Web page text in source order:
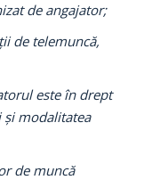
de angajator;
de telemuncă,
este în drept
și modalitatea
de muncă